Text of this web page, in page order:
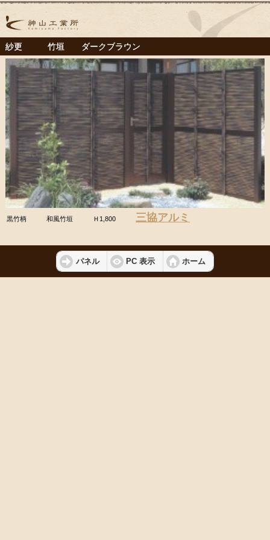
紗更 竹垣 ダークブラウン
黒竹柄 和風竹垣 Ｈ1,800 三協アルミ
パネル PC 表示 ホーム